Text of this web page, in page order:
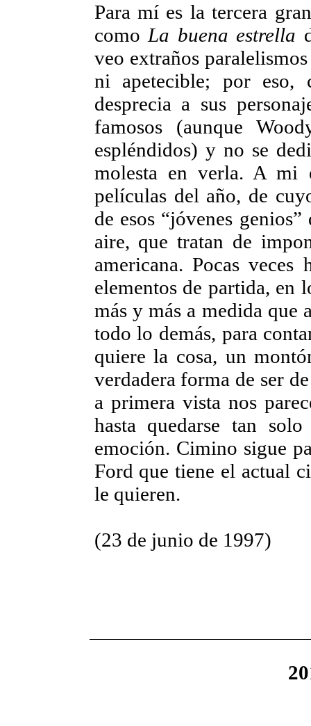
Para mí es la tercera
como La buena estrella
veo extraños
ni apetecible; por
desprecia a sus
famosos (aunque
espléndidos) y no se
molesta en verla. A mi
películas del año, de
de esos “jóvenes
aire, que tratan de
americana. Pocas
elementos de partida, en
más y más a medida que
todo lo demás, para
quiere la cosa, un
verdadera forma de ser
a primera vista nos
hasta quedarse tan
emoción. Cimino sigue
Ford que tiene el actual
le quieren.
(23 de junio de 1997)